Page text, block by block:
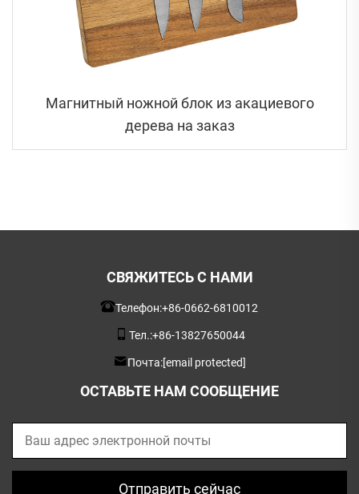
Магнитный ножной блок из акациевого
дерева на заказ
СВЯЖИТЕСЬ С НАМИ
Телефон:+86-0662-6810012
Тел.:+86-13827650044
Почта:[email protected]
ОСТАВЬТЕ НАМ СООБЩЕНИЕ
Отправить сейчас